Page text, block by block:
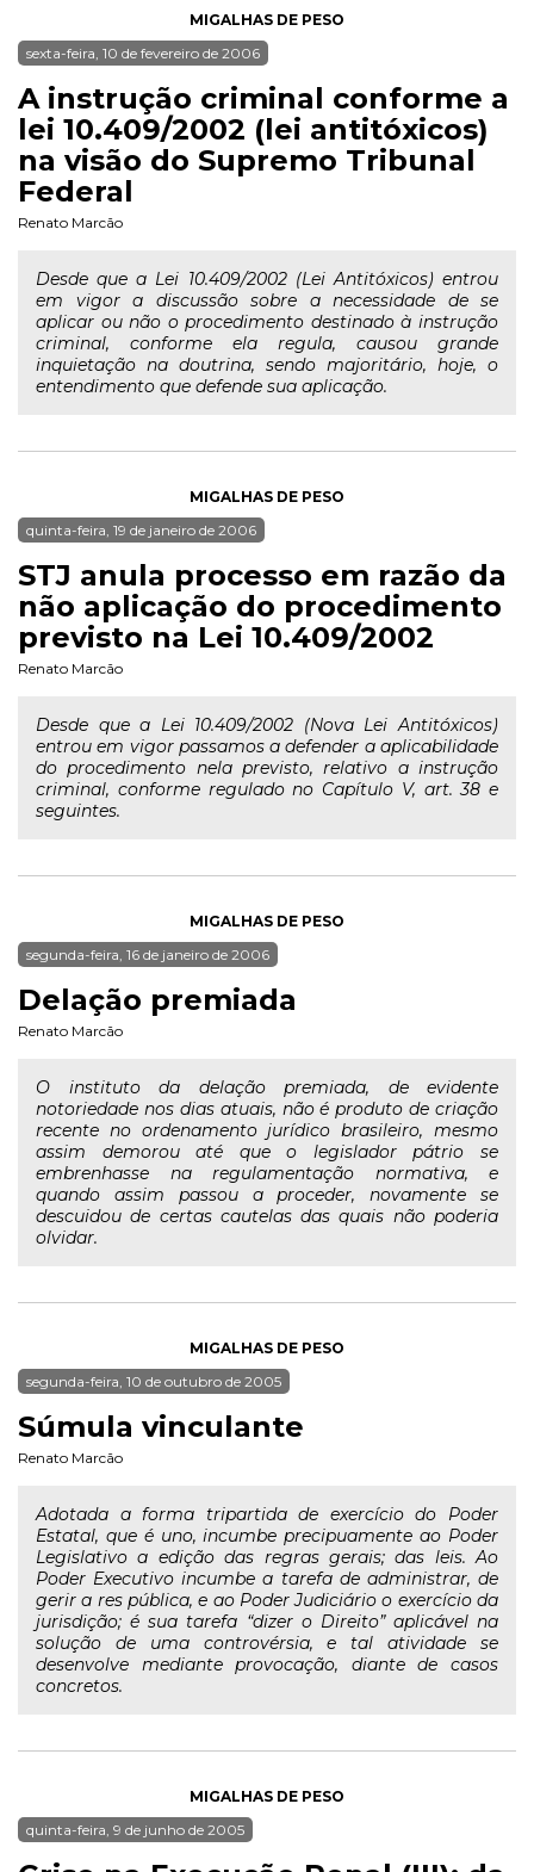
MIGALHAS DE PESO
sexta-feira, 10 de fevereiro de 2006
A instrução criminal conforme a
lei 10.409/2002 (lei antitóxicos)
na visão do Supremo Tribunal
Federal
Renato Marcão
Desde que a Lei 10.409/2002 (Lei Antitóxicos) entrou
em vigor a discussão sobre a necessidade de se
aplicar ou não o procedimento destinado à instrução
criminal, conforme ela regula, causou grande
inquietação na doutrina, sendo majoritário, hoje, o
entendimento que defende sua aplicação.
MIGALHAS DE PESO
quinta-feira, 19 de janeiro de 2006
STJ anula processo em razão da
não aplicação do procedimento
previsto na Lei 10.409/2002
Renato Marcão
Desde que a Lei 10.409/2002 (Nova Lei Antitóxicos)
entrou em vigor passamos a defender a aplicabilidade
do procedimento nela previsto, relativo a instrução
criminal, conforme regulado no Capítulo V, art. 38 e
seguintes.
MIGALHAS DE PESO
segunda-feira, 16 de janeiro de 2006
Delação premiada
Renato Marcão
O instituto da delação premiada, de evidente
notoriedade nos dias atuais, não é produto de criação
recente no ordenamento jurídico brasileiro, mesmo
assim demorou até que o legislador pátrio se
embrenhasse na regulamentação normativa, e
quando assim passou a proceder, novamente se
descuidou de certas cautelas das quais não poderia
olvidar.
MIGALHAS DE PESO
segunda-feira, 10 de outubro de 2005
Súmula vinculante
Renato Marcão
Adotada a forma tripartida de exercício do Poder
Estatal, que é uno, incumbe precipuamente ao Poder
Legislativo a edição das regras gerais; das leis. Ao
Poder Executivo incumbe a tarefa de administrar, de
gerir a res pública, e ao Poder Judiciário o exercício da
jurisdição; é sua tarefa “dizer o Direito” aplicável na
solução de uma controvérsia, e tal atividade se
desenvolve mediante provocação, diante de casos
concretos.
MIGALHAS DE PESO
quinta-feira, 9 de junho de 2005